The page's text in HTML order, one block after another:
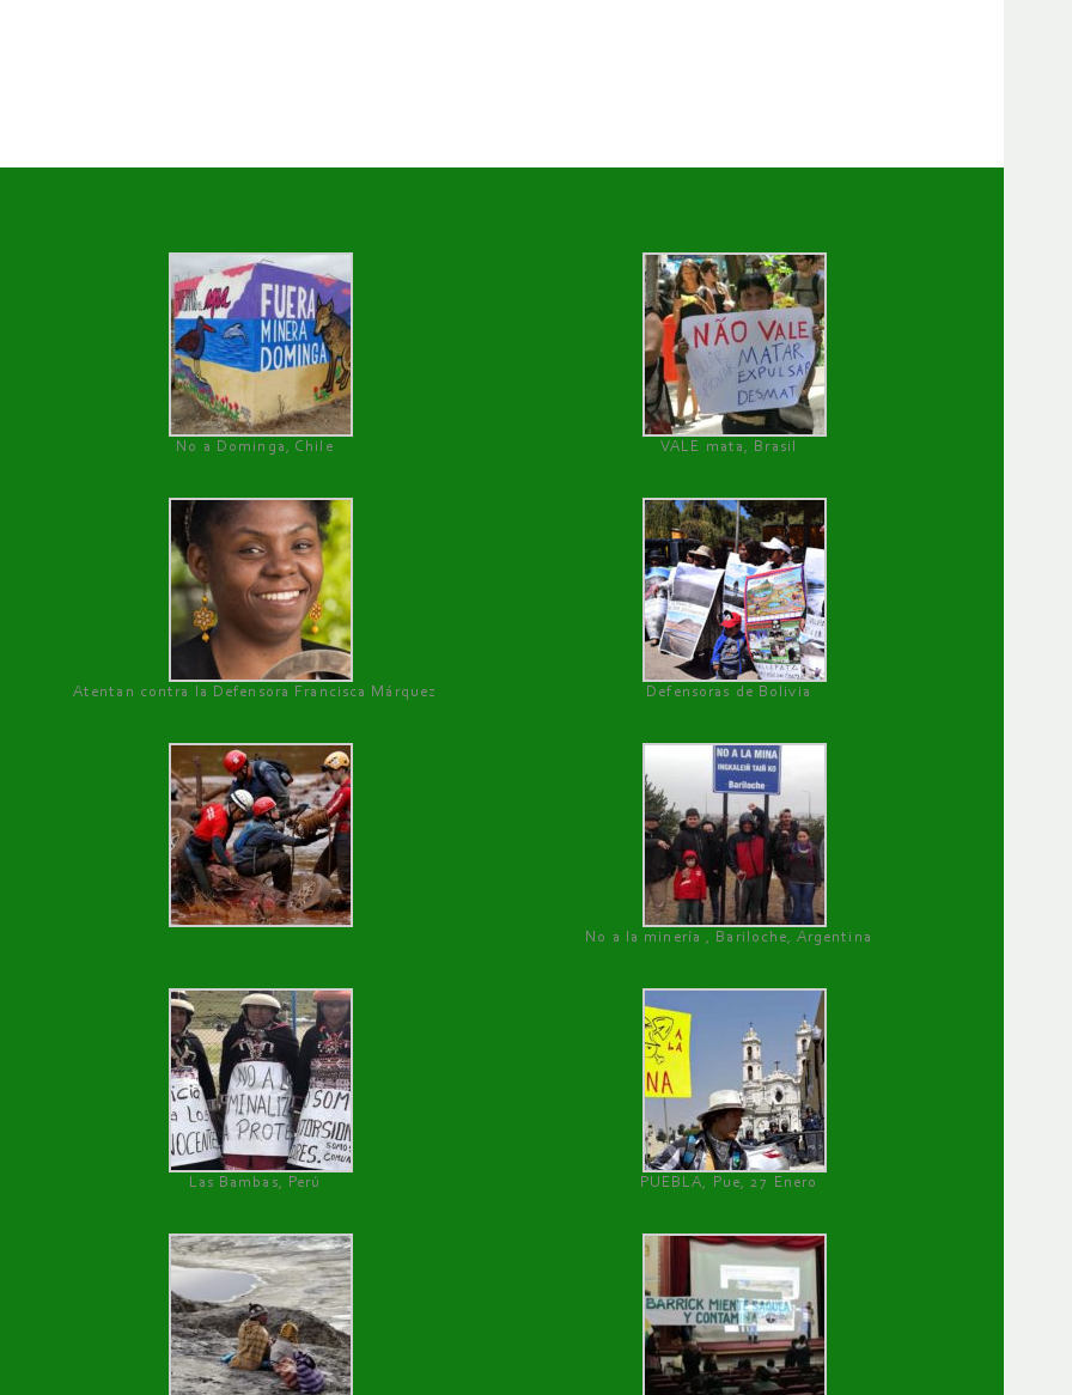
No a Dominga, Chile
VALE mata, Brasil
Atentan contra la Defensora Francisca Márquez Defensoras de Bolivia
No a la minería , Bariloche, Argentina
Las Bambas, Perú PUEBLA, Pue, 27 Enero